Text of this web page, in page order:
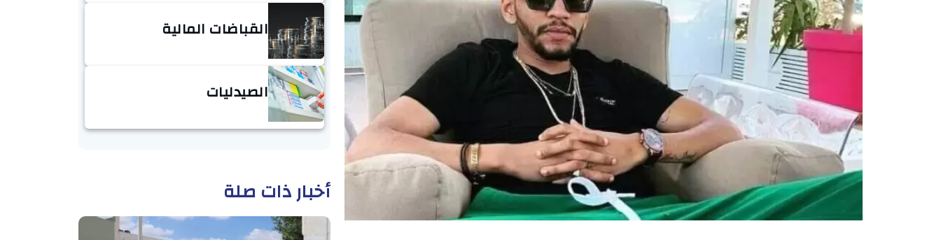
القباضات المالية
الصيدليات
أخبار ذات صلة